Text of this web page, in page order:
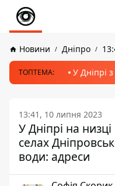
Новини Дніпро
ТОПТЕМА: У Дніпрі
13:41, 10 липня 2023
У Дніпрі на
селах
води: адреси